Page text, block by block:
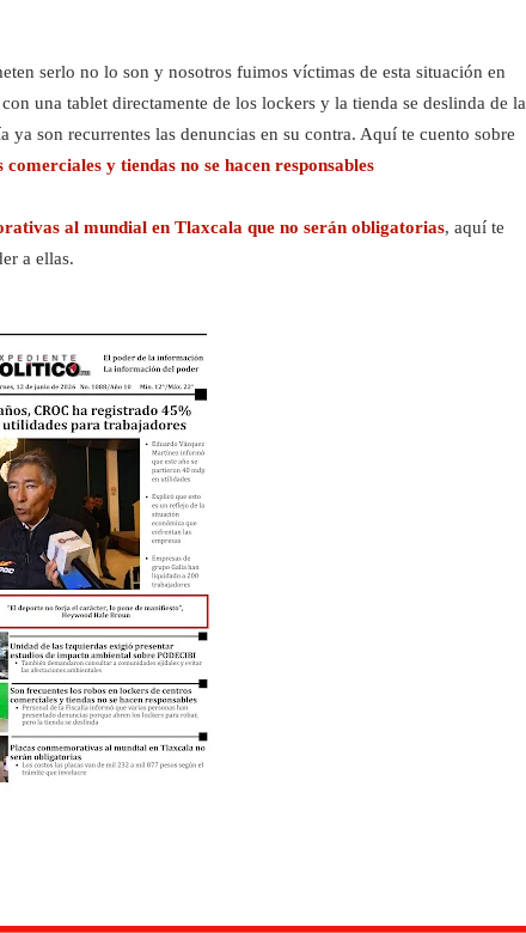
serlo no lo son y nosotros fuimos víctimas de esta situación en
una tablet directamente de los lockers y la tienda se deslinda de la
ya son recurrentes las denuncias en su contra. Aquí te cuento sobre
y tiendas no se hacen responsables
al mundial en Tlaxcala que no serán obligatorias, aquí te
a ellas.